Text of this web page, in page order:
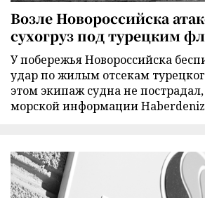
Возле Новороссийска
сухогруз под турецким
У побережья Новороссийска
удар по жилым отсекам
этом экипаж судна не
морской информации